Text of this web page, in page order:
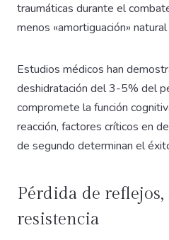
traumáticas durante el
menos «amortiguación»
Estudios médicos han
deshidratación del 3-5% del
compromete la función
reacción, factores críticos en
de segundo determinan el
Pérdida de
resistencia